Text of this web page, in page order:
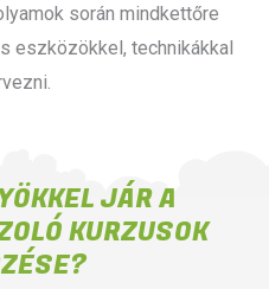
során mindkettőre
eszközökkel, technikákkal
JÁR A
KURZUSOK